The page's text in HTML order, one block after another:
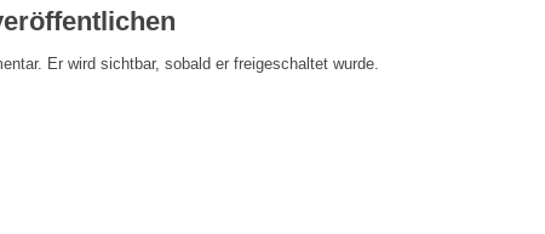
Er wird sichtbar, sobald er freigeschaltet wurde.